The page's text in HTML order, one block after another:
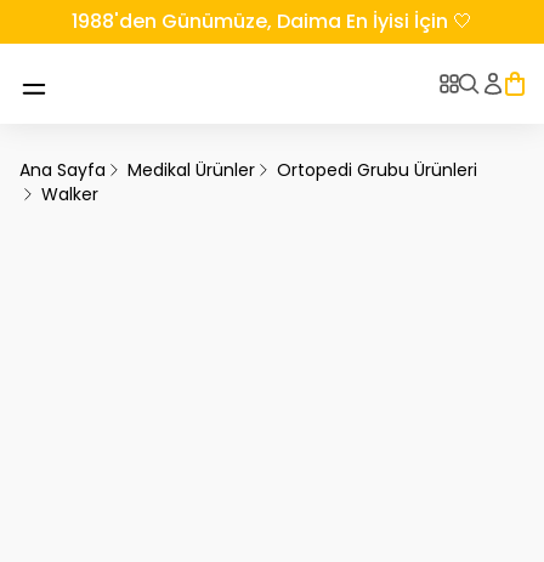
1988'den Günümüze, Daima En İyisi İçin 🤍
Ana Sayfa Medikal Ürünler
Ortopedi Grubu Ürünleri
Walker